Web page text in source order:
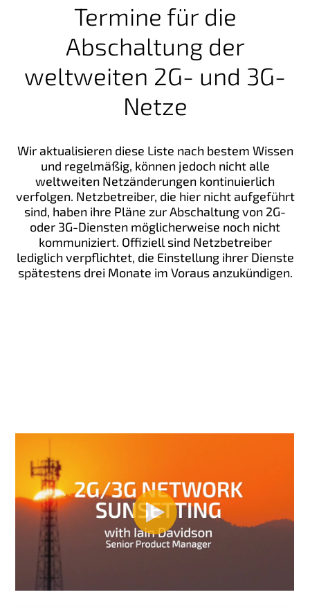
Termine für die
Abschaltung der
weltweiten 2G- und 3G-
Netze
Wir aktualisieren diese Liste nach bestem Wissen
und regelmäßig, können jedoch nicht alle
weltweiten Netzänderungen kontinuierlich
verfolgen. Netzbetreiber, die hier nicht aufgeführt
sind, haben ihre Pläne zur Abschaltung von 2G-
oder 3G-Diensten möglicherweise noch nicht
kommuniziert. Offiziell sind Netzbetreiber
lediglich verpflichtet, die Einstellung ihrer Dienste
spätestens drei Monate im Voraus anzukündigen.